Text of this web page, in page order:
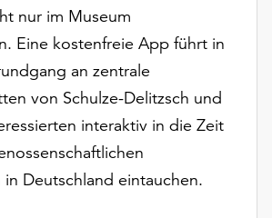
nur im Museum
Eine kostenfreie App führt in
an zentrale
von Schulze-Delitzsch und
interaktiv in die Zeit
Deutschland eintauchen.